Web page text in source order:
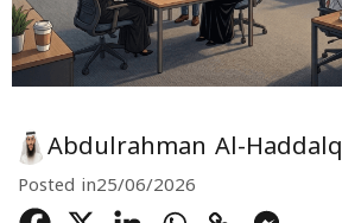
Abdulrahman Al-Haddalq
Posted in25/06/2026